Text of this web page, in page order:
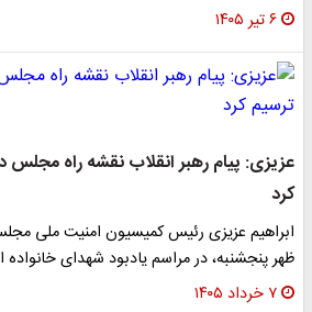
۶ تیر ۱۴۰۵
عزیزی: پیام رهبر انقلاب نقشه راه مجلس
کرد
ابراهیم عزیزی رئیس کمیسیون امنیت ملی
ظهر پنجشنبه، در مراسم یادبود شهدای
۷ خرداد ۱۴۰۵